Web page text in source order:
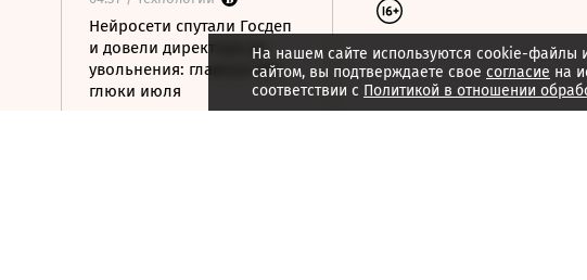
Нейросети спутали Госдеп
и довели директора до
увольнения: главные ИИ-
глюки июля
На нашем сайте используются cookie-файлы
сайтом, вы подтверждаете свое согласие на
соответствии с Политикой в отношении